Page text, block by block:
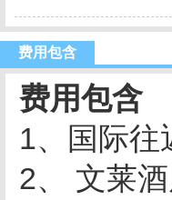
费用包含
费用包含
1、国际往
2、 文莱